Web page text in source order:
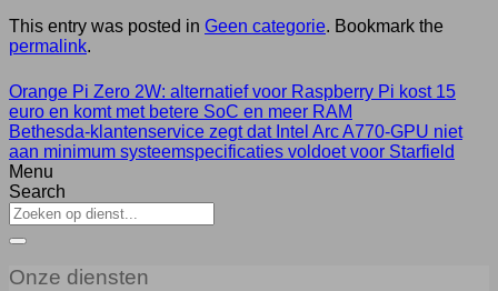
This entry was posted in Geen categorie. Bookmark the
permalink.
Orange Pi Zero 2W: alternatief voor Raspberry Pi kost 15
euro en komt met betere SoC en meer RAM
Bethesda-klantenservice zegt dat Intel Arc A770-GPU niet
aan minimum systeemspecificaties voldoet voor Starfield
Menu
Search
Onze diensten